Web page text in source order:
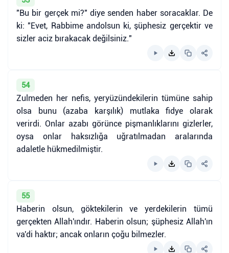
"Bu bir gerçek mi?" diye senden haber soracaklar. De
ki: "Evet, Rabbime andolsun ki, şüphesiz gerçektir ve
sizler aciz bırakacak değilsiniz."
54
Zulmeden her nefis, yeryüzündekilerin tümüne sahip
olsa bunu (azaba karşılık) mutlaka fidye olarak
verirdi. Onlar azabı görünce pişmanlıklarını gizlerler,
oysa onlar haksızlığa uğratılmadan aralarında
adaletle hükmedilmiştir.
55
Haberin olsun, göktekilerin ve yerdekilerin tümü
gerçekten Allah'ındır. Haberin olsun; şüphesiz Allah'ın
va'di haktır; ancak onların çoğu bilmezler.